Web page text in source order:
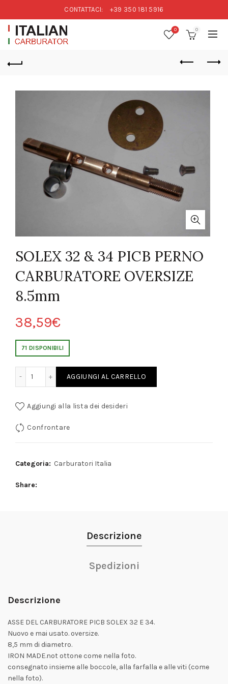
CONTATTACI: +39 350 181 5916
0 0
SOLEX 32 & 34 PICB PERNO
CARBURATORE OVERSIZE
8.5mm
38,59€
71 DISPONIBILI
AGGIUNGI AL CARRELLO
Aggiungi alla lista dei desideri
Confrontare
Categoria: Carburatori Italia
Share
Descrizione
Spedizioni
Descrizione
ASSE DEL CARBURATORE PICB SOLEX 32 E 34.
Nuovo e mai usato. oversize.
8,5 mm di diametro.
IRON MADE.not ottone come nella foto.
consegnato insieme alle boccole, alla farfalla e alle viti (come
nella foto).